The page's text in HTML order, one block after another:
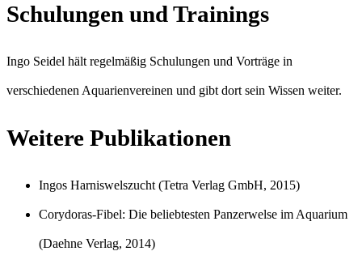
Schulungen und Trainings
Ingo Seidel hält regelmäßig Schulungen und Vorträge in
verschiedenen Aquarienvereinen und gibt dort sein Wissen weiter.
Weitere Publikationen
Ingos Harniswelszucht (Tetra Verlag GmbH, 2015)
Corydoras-Fibel: Die beliebtesten Panzerwelse im Aquarium
(Daehne Verlag, 2014)